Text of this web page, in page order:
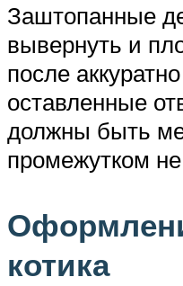
Заштопанные
вывернуть и
после
оставленные
должны быть
промежутком
котика